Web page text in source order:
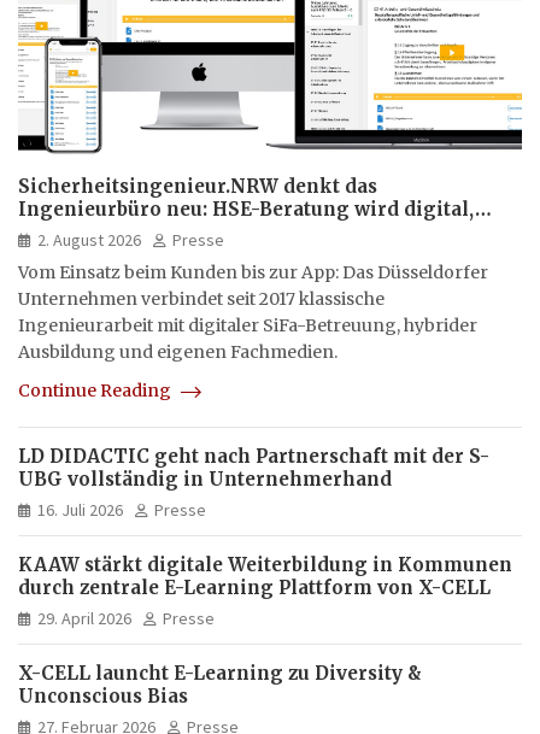
Sicherheitsingenieur.NRW denkt das
Ingenieurbüro neu: HSE-Beratung wird digital,
hybrid und multimedial
2. August 2026
Presse
Vom Einsatz beim Kunden bis zur App: Das Düsseldorfer
Unternehmen verbindet seit 2017 klassische
Ingenieurarbeit mit digitaler SiFa-Betreuung, hybrider
Ausbildung und eigenen Fachmedien.
Continue Reading
LD DIDACTIC geht nach Partnerschaft mit der S-
UBG vollständig in Unternehmerhand
16. Juli 2026 Presse
KAAW stärkt digitale Weiterbildung in Kommunen
durch zentrale E-Learning Plattform von X-CELL
29. April 2026 Presse
X-CELL launcht E-Learning zu Diversity &
Unconscious Bias
27. Februar 2026 Presse